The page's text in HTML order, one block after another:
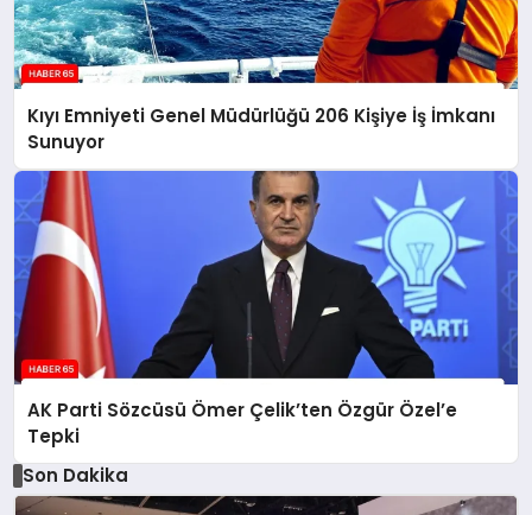
Kıyı Emniyeti Genel Müdürlüğü 206 Kişiye İş İmkanı
Sunuyor
AK Parti Sözcüsü Ömer Çelik’ten Özgür Özel’e
Tepki
Son Dakika